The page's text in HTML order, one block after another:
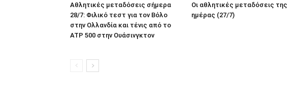
Αθλητικές μεταδόσεις σήμερα
28/7: Φιλικό τεστ για τον Βόλο
στην Ολλανδία και τένις από το
ATP 500 στην Ουάσινγκτον
Οι αθλητικές μεταδόσεις της
ημέρας (27/7)